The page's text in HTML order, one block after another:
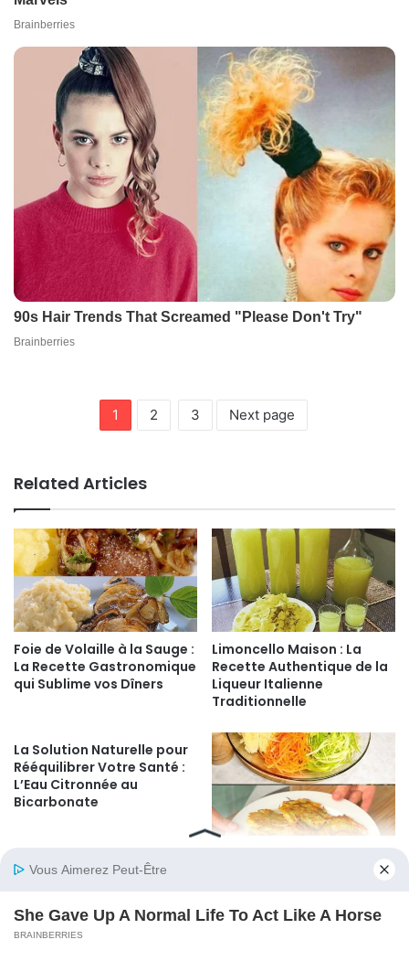
1 2 3 Next page
Related Articles
Foie de Volaille à la Sauge :
La Recette Gastronomique
qui Sublime vos Dîners
Limoncello Maison : La
Recette Authentique de la
Liqueur Italienne
Traditionnelle
La Solution Naturelle pour
Rééquilibrer Votre Santé :
L’Eau Citronnée au
Bicarbonate
mangeait tous les jours au
un mois. Je les ai envoyés à
ceux qui m’ont remercié.